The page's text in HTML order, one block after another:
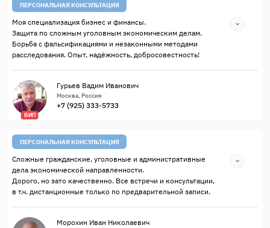
ПЕРСОНАЛЬНАЯ КОНСУЛЬТАЦИЯ
Моя специализация бизнес и финансы.
Защита по сложным уголовным экономическим делам.
Борьба с фальсификациями и незаконными методами
расследования. Опыт, надёжность, добросовестность!
ВИП
Гурьев Вадим Иванович
Москва, Россия
+7 (925) 333-5733
ПЕРСОНАЛЬНАЯ КОНСУЛЬТАЦИЯ
Сложные гражданские, уголовные и административные
дела экономической направленности.
Дорого, но зато качественно. Все встречи и консультации,
в т.ч. дистанционные только по предварительной записи.
Морохин Иван Николаевич